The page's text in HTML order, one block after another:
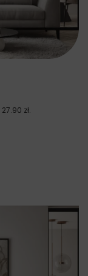
27.90 zł.